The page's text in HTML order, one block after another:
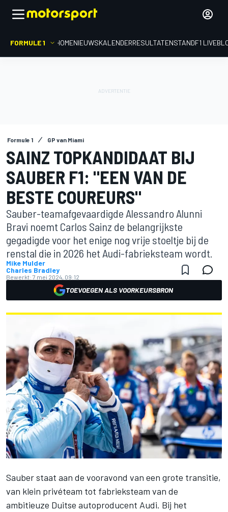
FORMULE 1 HOMENIEUWSKALENDERRESULTATENSTANDF1
Formule 1 GP van Miami
SAINZ TOPKANDIDAAT BIJ
SAUBER F1: "EEN VAN DE
BESTE COUREURS"
Sauber-teamafgevaardigde Alessandro Alunni
Bravi noemt Carlos Sainz de belangrijkste
gegadigde voor het enige nog vrije stoeltje bij de
renstal die in 2026 het Audi-fabrieksteam wordt.
Mike Mulder
Charles Bradley
Bewerkt: 7 mei 2024, 09:12
TOEVOEGEN ALS VOORKEURSBRON
Sauberstaat aan de vooravond van een grote transitie,
van klein privéteam tot fabrieksteam van de
ambitieuze Duitse autoproducent Audi. Bij het